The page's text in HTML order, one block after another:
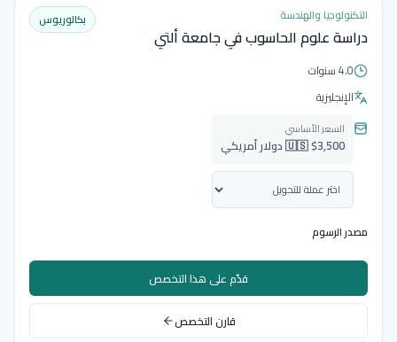
التكنولوجيا والهندسة
دراسة علوم الحاسوب في جامعة ألتي
بكالوريوس
4.0 سنوات
الإنجليزية
السعر الأساسي
🇺🇸 $3,500 دولار أمريكي
مصدر الرسوم
قدّم على هذا التخصص
قارن التخصص